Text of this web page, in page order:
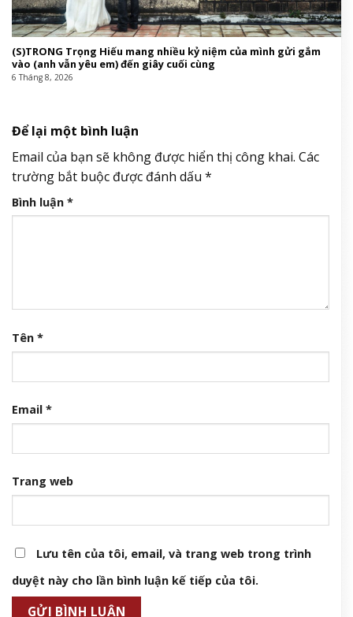
(S)TRONG Trọng Hiếu mang nhiều kỷ niệm của mình gửi gắm
vào (anh vẫn yêu em) đến giây cuối cùng
6 Tháng 8, 2026
Để lại một bình luận
Email của bạn sẽ không được hiển thị công khai. Các
trường bắt buộc được đánh dấu *
Bình luận *
Tên *
Email *
Trang web
Lưu tên của tôi, email, và trang web trong trình
duyệt này cho lần bình luận kế tiếp của tôi.